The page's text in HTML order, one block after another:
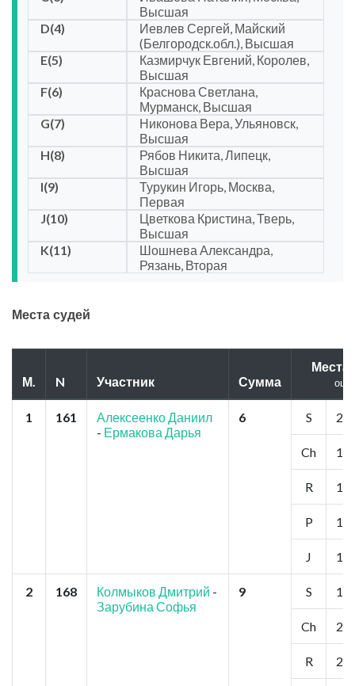
Высшая
D(4)
Иевлев Сергей, Майский
(Белгородск.обл.), Высшая
E(5)
Казмирчук Евгений, Королев,
Высшая
F(6)
Краснова Светлана,
Мурманск, Высшая
G(7)
Никонова Вера, Ульяновск,
Высшая
H(8)
Рябов Никита, Липецк,
Высшая
I(9)
Турукин Игорь, Москва,
Первая
J(10)
Цветкова Кристина, Тверь,
Высшая
K(11)
Шошнева Александра,
Рязань, Вторая
Места судей
М. N Участник Сумма
Места
1 161
Алексеенко Даниил
- Ермакова Дарья
6 S 2
Ch 1
R 1
P 1
J 1
2 168 Колмыков Дмитрий -
Зарубина Софья
9 S 1
Ch 2
R 2